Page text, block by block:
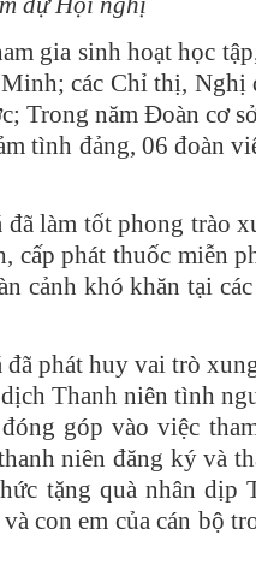
gia sinh hoạt học
các Chỉ thị, Nghị
Trong năm Đoàn cơ
tình đảng, 06 đoàn
làm tốt phong trào
cấp phát thuốc miễn
cảnh khó khăn tại
phát huy vai trò
Thanh niên tình
góp vào việc
niên đăng ký và
tặng quà nhân dịp
con em của cán bộ